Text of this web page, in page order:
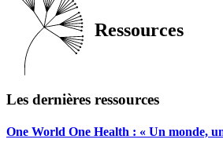
Ressources
Les dernières ressources
One World One Health : « Un monde,